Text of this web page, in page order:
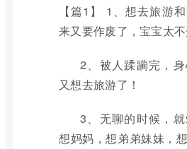
【篇1】 1、想去旅游
来又要作废了，宝宝太不
2、被人蹂躏完，
又想去旅游了！
3、无聊的时候，就
想妈妈，想弟弟妹妹，